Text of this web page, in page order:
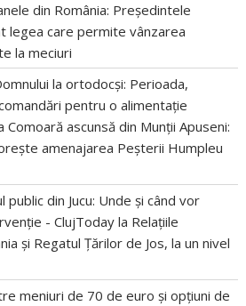
din România: Președintele
legea care permite vânzarea
la meciuri
la ortodocși: Perioada,
pentru o alimentație
Comoară ascunsă din Munții Apuseni:
amenajarea Peșterii Humpleu
din Jucu: Unde și când vor
- ClujToday la Relațiile
și Regatul Țărilor de Jos, la un nivel
meniuri de 70 de euro și opțiuni de